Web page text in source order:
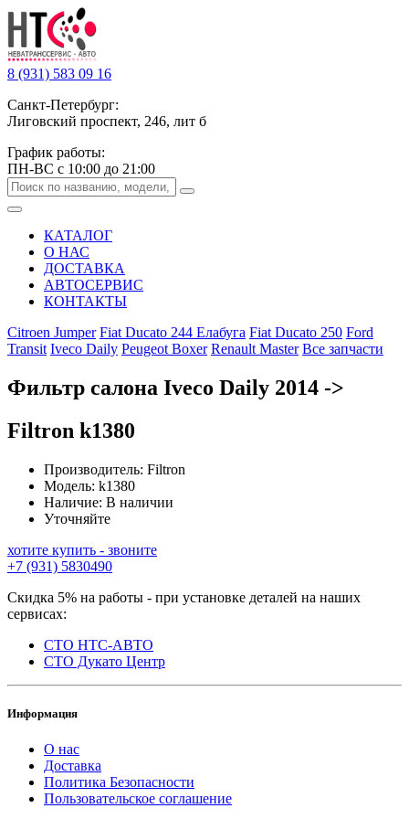
8 (931) 583 09 16
Санкт-Петербург:
Лиговский проспект, 246, лит б
График работы:
ПН-ВС с 10:00 до 21:00
КАТАЛОГ
О НАС
ДОСТАВКА
АВТОСЕРВИС
КОНТАКТЫ
Citroen Jumper Fiat Ducato 244 Елабуга Fiat Ducato 250 Ford
Transit Iveco Daily Peugeot Boxer Renault Master Все запчасти
Фильтр салона Iveco Daily 2014 ->
Filtron k1380
Производитель: Filtron
Модель: k1380
Наличие: В наличии
Уточняйте
хотите купить - звоните
+7 (931) 5830490
Скидка 5% на работы - при установке деталей на наших
сервисах:
СТО НТС-АВТО
СТО Дукато Центр
Информация
О нас
Доставка
Политика Безопасности
Пользовательское соглашение